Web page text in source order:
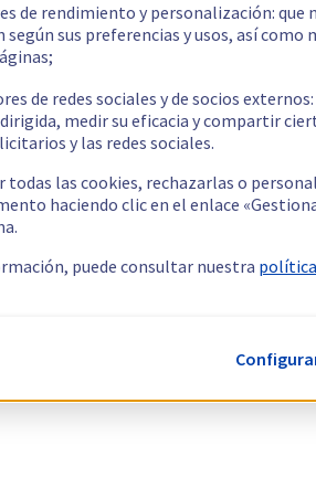
de rendimiento y personalización: que
según sus preferencias y usos, así
de redes sociales y de socios
medir su eficacia y compartir
y las redes sociales.
todas las cookies, rechazarlas o
haciendo clic en el enlace
puede consultar nuestra